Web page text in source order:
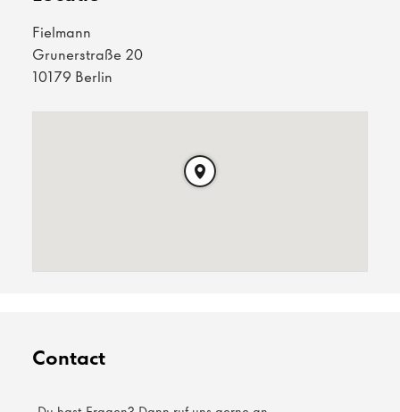
Fielmann
Grunerstraße 20
10179 Berlin
Contact